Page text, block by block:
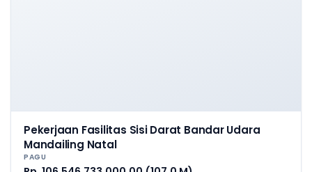
Pekerjaan Fasilitas Sisi Darat Bandar Udara
Mandailing Natal
PAGU